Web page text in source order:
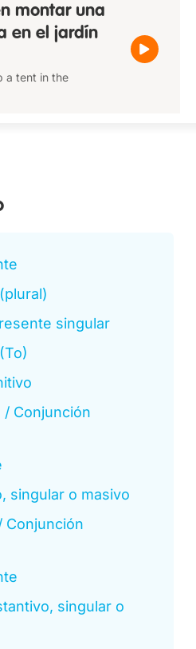
montar una
en el jardín
a tent in the
singular
/ Conjunción
singular o masivo
Conjunción
singular o